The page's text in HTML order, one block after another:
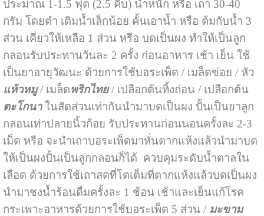
ประมาณ 1-1.5 ฟุต (2.5 คืบ) น้ำหนัก หรือ เถา 30-40
กรัม โดยตำ เติมน้ำเล็กน้อย คั้นเอาน้ำ หรือ ต้มกับน้ำ 3
ส่วน เคี่ยวให้เหลือ 1 ส่วน หรือ บดเป็นผง ทำให้เป็นลูก
กลอนรับประทานวันละ 2 ครั้ง ก่อนอาหาร เช้า เย็น ใช้
เป็นยาอายุวัฒนะ ด้วยการใช้บอระเพ็ด / เมล็ดข่อย / หัว
แห้วหมู/ เมล็ดพริกไทย / เปลือกต้นทิ้งถ่อน / เปลือกต้น
ตะโกนาในสัดส่วนเท่ากันนำมาบดเป็นผง ปั้นเป็นยาลูก
กลอนเท่าปลายนิ้วก้อย รับประทานก่อนนอนครั้งละ 2-3
เม็ด หรือ จะนำเถาบอระเพ็ดมาหั่นตากแห้งแล้วนำมาบด
ให้เป็นผงปั้นเป็นลูกกลอนก็ได้ ควบคุมระดับน้ำตาลใน
เลือด ด้วยการใช้เถาสดที่โตเต็มที่ตากแห้งแล้วบดเป็นผง
นำมาชงน้ำร้อนดื่มครั้งละ 1 ช้อน เช้าและเย็นแก้โรค
กระเพาะอาหารด้วยการใช้บอระเพ็ด 5 ส่วน / มะขาม